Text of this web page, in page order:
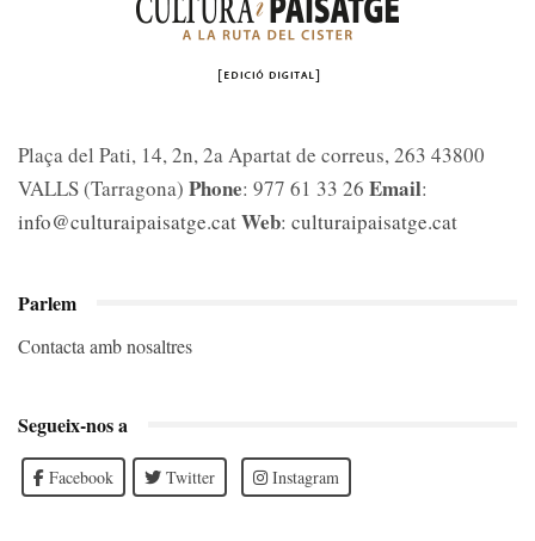
Plaça del Pati, 14, 2n, 2a Apartat de correus, 263 43800
VALLS (Tarragona) Phone: 977 61 33 26 Email:
info@culturaipaisatge.catWeb: culturaipaisatge.cat
Parlem
Contacta amb nosaltres
Segueix-nos a
Facebook Twitter Instagram